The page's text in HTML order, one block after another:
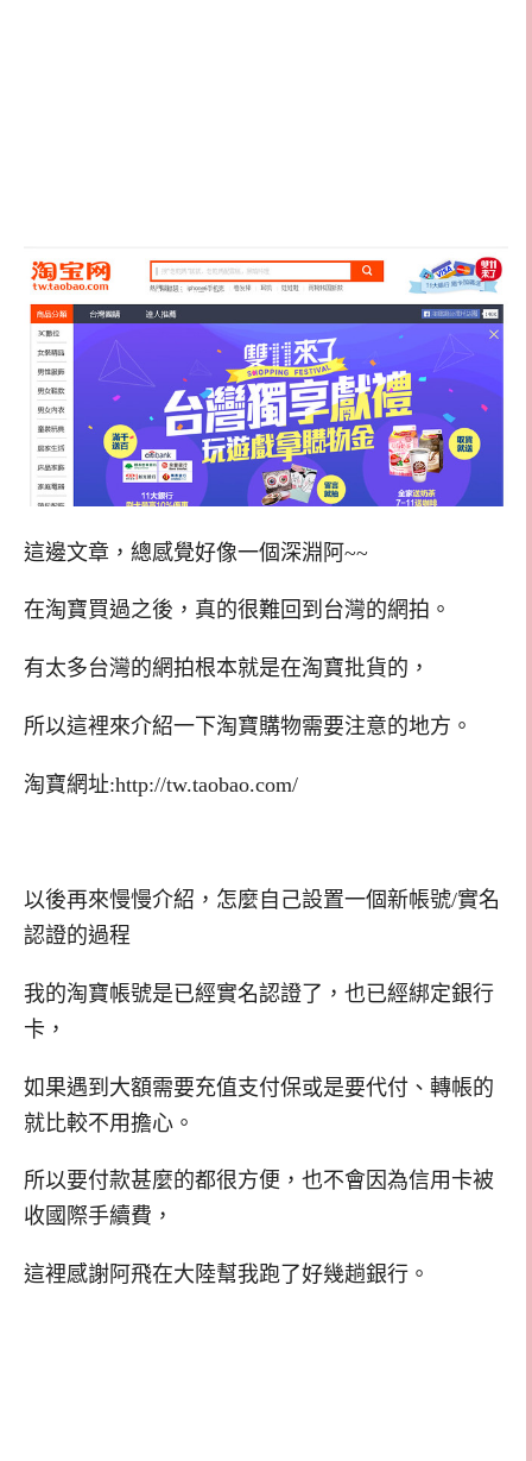
這邊文章，總感覺好像一個深淵阿~~
在淘寶買過之後，真的很難回到台灣的網拍。
有太多台灣的網拍根本就是在淘寶批貨的，
所以這裡來介紹一下淘寶購物需要注意的地方。
淘寶網址:http://tw.taobao.com/
以後再來慢慢介紹，怎麼自己設置一個新帳號/實名
認證的過程
我的淘寶帳號是已經實名認證了，也已經綁定銀行
卡，
如果遇到大額需要充值支付保或是要代付、轉帳的
就比較不用擔心。
所以要付款甚麼的都很方便，也不會因為信用卡被
收國際手續費，
這裡感謝阿飛在大陸幫我跑了好幾趟銀行。